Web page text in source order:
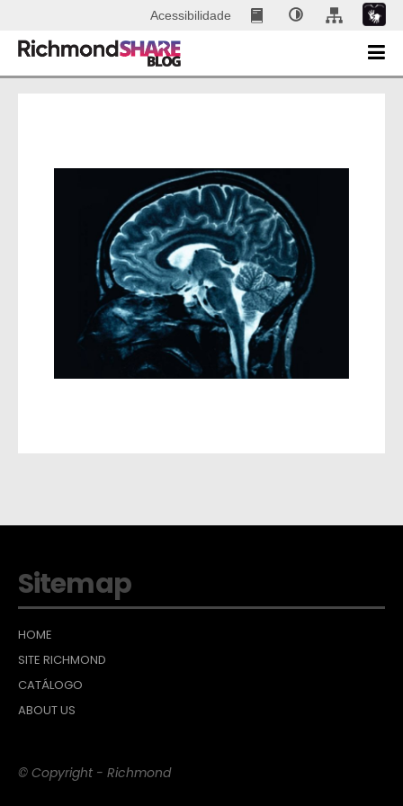
Acessibilidade
Sitemap
HOME
SITE RICHMOND
CATÁLOGO
ABOUT US
© Copyright - Richmond